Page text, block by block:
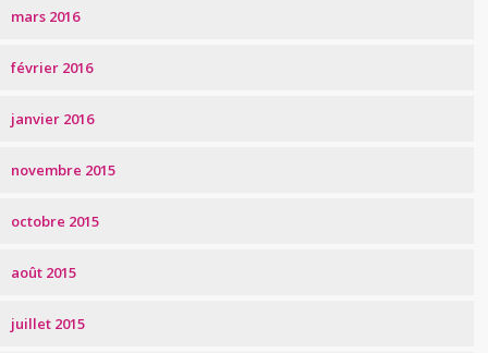
mars 2016
février 2016
janvier 2016
novembre 2015
octobre 2015
août 2015
juillet 2015